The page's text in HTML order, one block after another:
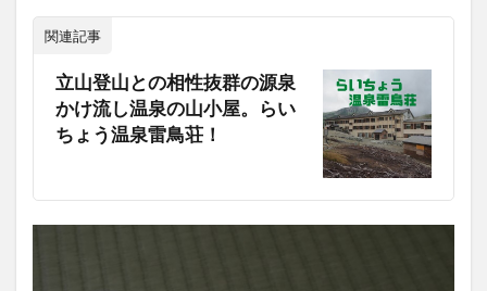
関連記事
立山登山との相性抜群の源泉
かけ流し温泉の山小屋。らい
ちょう温泉雷鳥荘！